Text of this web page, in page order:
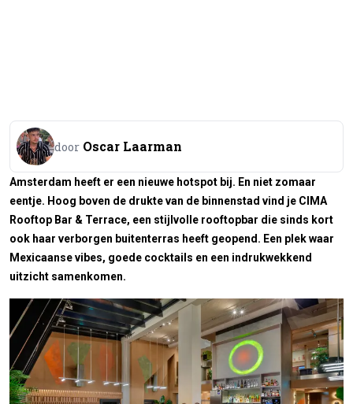
door Oscar Laarman
Amsterdam heeft er een nieuwe hotspot bij. En niet zomaar
eentje. Hoog boven de drukte van de binnenstad vind je CIMA
Rooftop Bar & Terrace, een stijlvolle rooftopbar die sinds kort
ook haar verborgen buitenterras heeft geopend. Een plek waar
Mexicaanse vibes, goede cocktails en een indrukwekkend
uitzicht samenkomen.